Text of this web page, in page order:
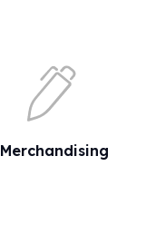
Merchandising